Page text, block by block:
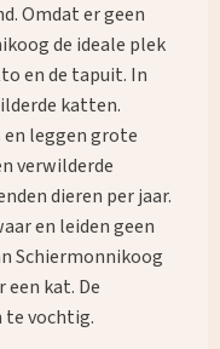
Omdat er geen
de ideale plek
en de tapuit. In
katten.
leggen grote
verwilderde
dieren per jaar.
en leiden geen
Schiermonnikoog
kat. De
te vochtig.